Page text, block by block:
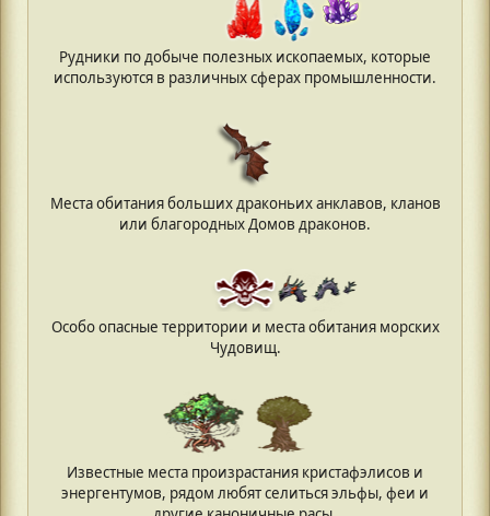
Рудники по добыче полезных ископаемых, которые
используются в различных сферах промышленности.
Места обитания больших драконьих анклавов, кланов
или благородных Домов драконов.
Особо опасные территории и места обитания морских
Чудовищ.
Известные места произрастания кристафэлисов и
энергентумов, рядом любят селиться эльфы, феи и